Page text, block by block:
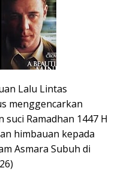
Lalu Lintas
menggencarkan
Ramadhan 1447 H
himbauan kepada
Asmara Subuh di